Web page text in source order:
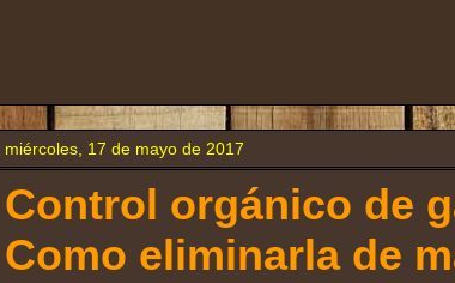
miércoles, 17 de mayo de 2017
Control orgánico de
Como eliminarla de